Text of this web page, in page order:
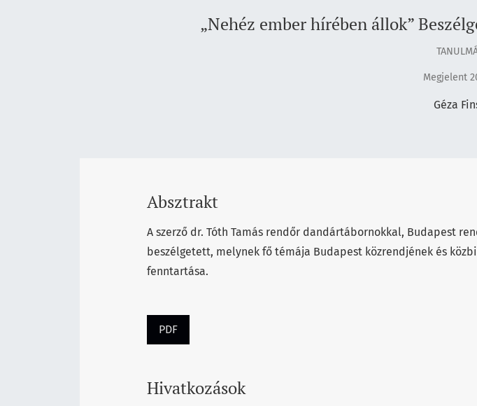
„Nehéz ember hírében állok”
Megjelent
Géza
Absztrakt
A szerző dr. Tóth Tamás rendőr dandártábornokkal, Budapest
beszélgetett, melynek fő témája Budapest közrendjének és
fenntartása.
PDF
Hivatkozások